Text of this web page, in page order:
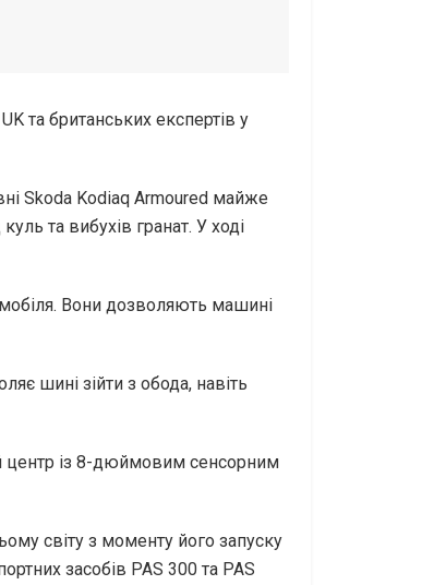
та британських експертів у
Skoda Kodiaq Armoured майже
та вибухів гранат. У ході
Вони дозволяють машині
шині зійти з обода, навіть
центр із 8-дюймовим сенсорним
світу з моменту його запуску
засобів PAS 300 та PAS